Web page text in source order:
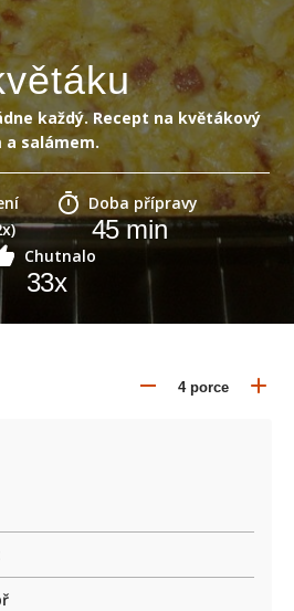
každý. Recept na květákový
a salámem.
Doba přípravy
45min
Chutnalo
33x